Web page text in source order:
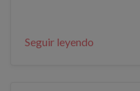
Seguir leyendo